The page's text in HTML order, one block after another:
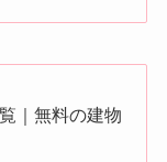
｜無料の建物